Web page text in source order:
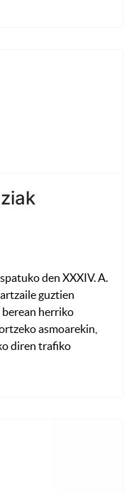
den XXXIV. A.
guztien
berean herriko
asmoarekin,
diren trafiko